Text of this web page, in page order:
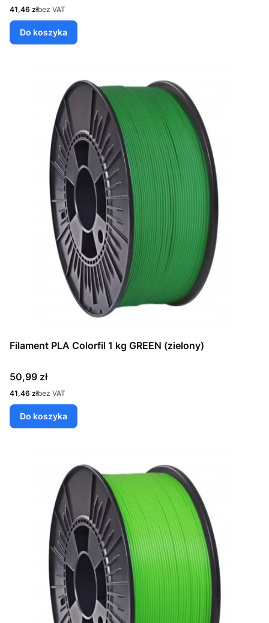
Cena
41,46 złbez VAT
Do koszyka
Filament PLA Colorfil 1 kg GREEN (zielony)
Cena
50,99 zł
Cena
41,46 złbez VAT
Do koszyka